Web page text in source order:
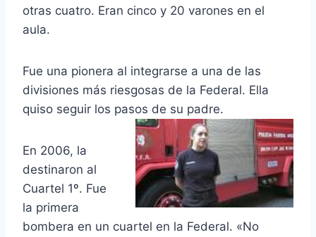
otras cuatro. Eran cinco y 20 varones en el
aula.
Fue una pionera al integrarse a una de las
divisiones más riesgosas de la Federal. Ella
quiso seguir los pasos de su padre.
En 2006, la
destinaron al
Cuartel 1º. Fue
la primera
bombera en un cuartel en la Federal. «No